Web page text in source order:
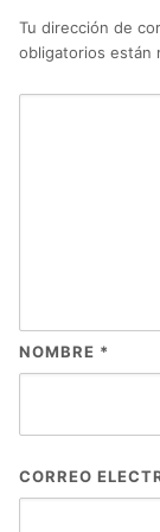
Tu dirección de
obligatorios están
NOMBRE *
CORREO